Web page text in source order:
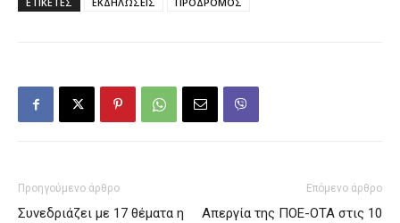
Προηγούμενο άρθρο
Συνεδριάζει με 17 θέματα η
Επόμενο άρθρο
Απεργία της ΠΟΕ-ΟΤΑ στις 10